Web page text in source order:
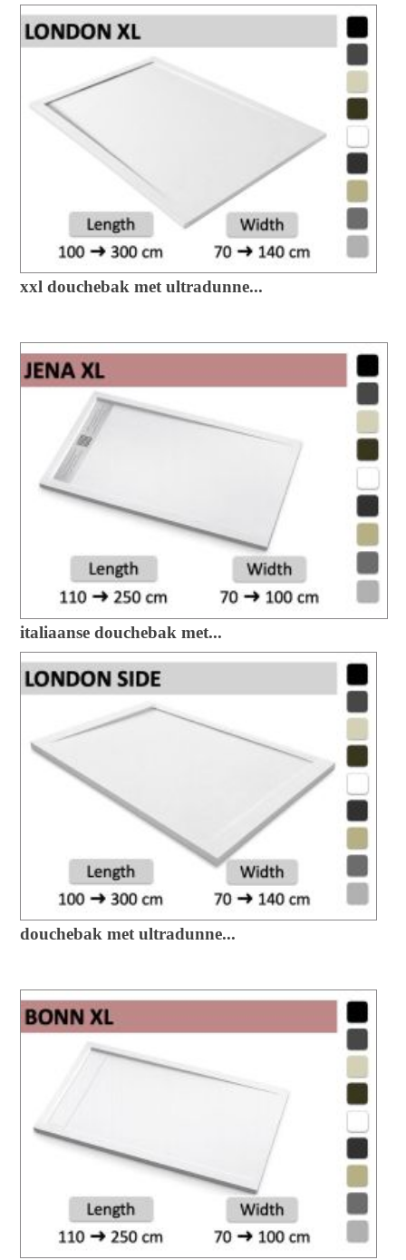
xxl douchebak met ultradunne...
italiaanse douchebak met...
douchebak met ultradunne...